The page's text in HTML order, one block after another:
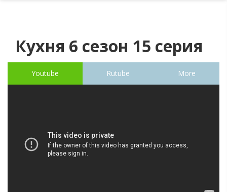
Кухня 6 сезон 15 серия
Youtube Rutube More